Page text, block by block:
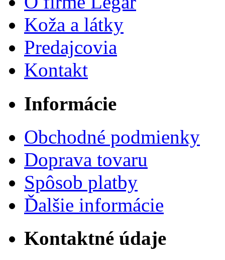
Koža a látky
Predajcovia
Kontakt
Informácie
Obchodné podmienky
Doprava tovaru
Spôsob platby
Ďalšie informácie
Kontaktné údaje